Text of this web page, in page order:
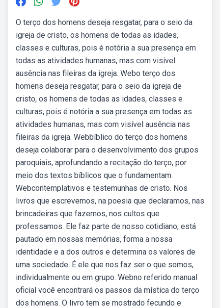
O terço dos homens deseja resgatar, para o seio da
igreja de cristo, os homens de todas as idades,
classes e culturas, pois é notória a sua presença em
todas as atividades humanas, mas com visível
ausência nas fileiras da igreja. Webo terço dos
homens deseja resgatar, para o seio da igreja de
cristo, os homens de todas as idades, classes e
culturas, pois é notória a sua presença em todas as
atividades humanas, mas com visível ausência nas
fileiras da igreja. Webbíblico do terço dos homens
deseja colaborar para o desenvolvimento dos grupos
paroquiais, aprofundando a recitação do terço, por
meio dos textos bíblicos que o fundamentam.
Webcontemplativos e testemunhas de cristo. Nos
livros que escrevemos, na poesia que declaramos, nas
brincadeiras que fazemos, nos cultos que
professamos. Ele faz parte de nosso cotidiano, está
pautado em nossas memórias, forma a nossa
identidade e a dos outros e determina os valores de
uma sociedade. É ele que nos faz ser o que somos,
individualmente ou em grupo. Webno referido manual
oficial você encontrará os passos da mística do terço
dos homens. O livro tem se mostrado fecundo e